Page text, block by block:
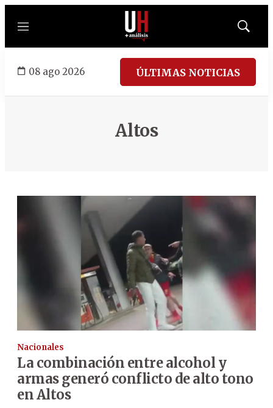
Menú
Mostrar
08 ago 2026 ÚLTIMAS NOTICIAS
Altos
Nacionales
La combinación entre alcohol y
armas generó conflicto de alto tono
en Altos